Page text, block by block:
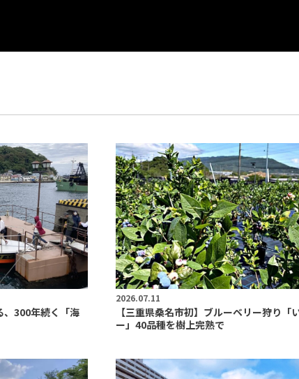
、300年続く「海
2026.07.11
【三重県桑名市初】ブルーベリー狩り「
ー」40品種を樹上完熟で